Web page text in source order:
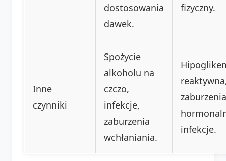
dostosowania
dawek.
fizyczny.
Inne
czynniki
Spożycie
alkoholu na
czczo,
infekcje,
zaburzenia
wchłaniania.
zaburzenia
infekcje.